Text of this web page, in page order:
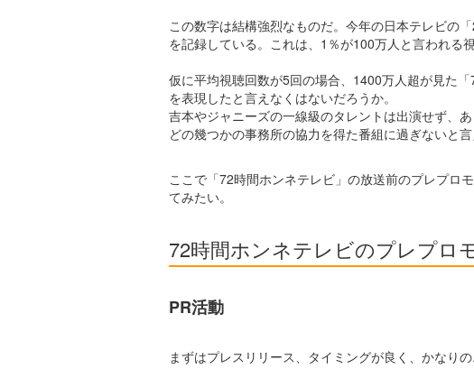
この数字は結構強烈なものだ。今年の日本テレビの
を記録している。これは、1％が100万人と言われる
仮に平均視聴回数が5回の場合、1400万人超が見た
を表現したと言えなくはないだろうか。
吉本やジャニーズの一線級のタレントは出演せず、
どの幾つかの事務所の協力を得た番組に過ぎないと言
ここで「72時間ホンネテレビ」の放送前のプレプロ
てみたい。
72時間ホンネテレビのプレプロ
PR活動
まずはプレスリリース、タイミングが良く、かなりの